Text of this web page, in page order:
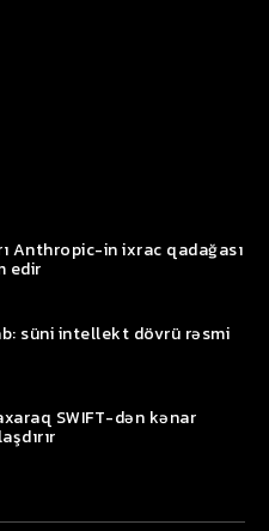
Anthropic-in ixrac qadağası
edir
süni intellekt dövrü rəsmi
SWIFT-dən kənar